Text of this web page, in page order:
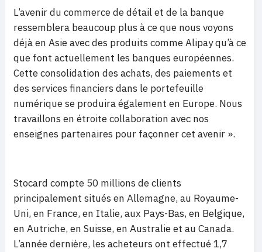
L’avenir du commerce de détail et de la banque
ressemblera beaucoup plus à ce que nous voyons
déjà en Asie avec des produits comme Alipay qu’à ce
que font actuellement les banques européennes.
Cette consolidation des achats, des paiements et
des services financiers dans le portefeuille
numérique se produira également en Europe. Nous
travaillons en étroite collaboration avec nos
enseignes partenaires pour façonner cet avenir ».
Stocard compte 50 millions de clients
principalement situés en Allemagne, au Royaume-
Uni, en France, en Italie, aux Pays-Bas, en Belgique,
en Autriche, en Suisse, en Australie et au Canada.
L’année dernière, les acheteurs ont effectué 1,7